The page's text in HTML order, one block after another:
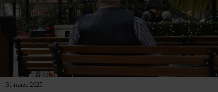
31 marzo 2025